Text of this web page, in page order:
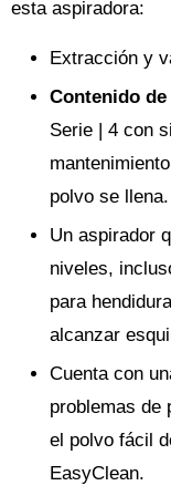
esta aspiradora:
Extracción y
Contenido
Serie | 4 con
polvo se llena.
Un aspirador
niveles,
para
alcanzar
Cuenta con
problemas de
el polvo fácil
EasyClean.